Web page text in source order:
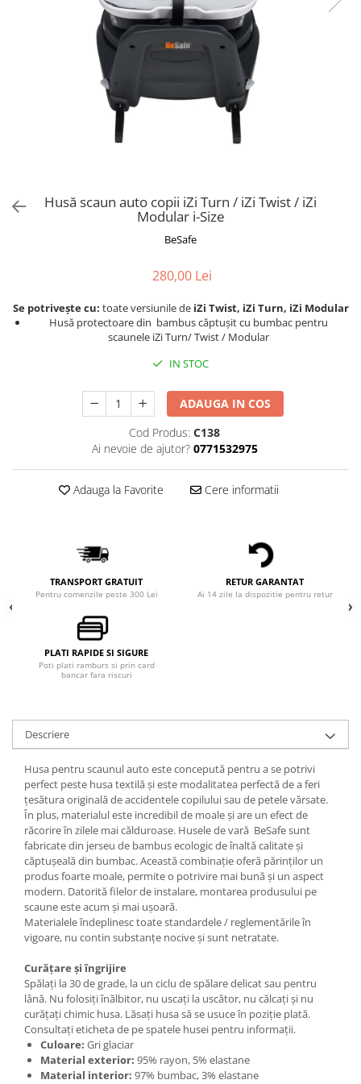
Husă scaun auto copii iZi Turn / iZi Twist / iZi
Modular i-Size
BeSafe
280,00 Lei
Se potrivește cu: toate versiunile de iZi Twist, iZi Turn, iZi Modular
Husă protectoare din bambus căptușit cu bumbac pentru
scaunele iZi Turn/ Twist / Modular
IN STOC
ADAUGA IN COS
Cod Produs: C138
Ai nevoie de ajutor? 0771532975
Adauga la Favorite Cere informatii
TRANSPORT GRATUIT
Pentru comenzile peste 300 Lei
RETUR GARANTAT
Ai 14 zile la dispozitie pentru retur
PLATI RAPIDE SI SIGURE
Poti plati ramburs si prin card
bancar fara riscuri
Descriere
Husa pentru scaunul auto este concepută pentru a se potrivi
perfect peste husa textilă și este modalitatea perfectă de a feri
țesătura originală de accidentele copilului sau de petele vărsate.
În plus, materialul este incredibil de moale și are un efect de
răcorire în zilele mai călduroase. Husele de vară BeSafe sunt
fabricate din jerseu de bambus ecologic de înaltă calitate și
căptușeală din bumbac. Această combinație oferă părinților un
produs foarte moale, permite o potrivire mai bună și un aspect
modern. Datorită filelor de instalare, montarea produsului pe
scaune este acum și mai ușoară.
Materialele îndeplinesc toate standardele / reglementările în
vigoare, nu contin substanțe nocive și sunt netratate.
Curățare și îngrijire
Spălați la 30 de grade, la un ciclu de spălare delicat sau pentru
lână. Nu folosiți înălbitor, nu uscați la uscător, nu călcați și nu
curățați chimic husa. Lăsați husa să se usuce în poziție plată.
Consultați eticheta de pe spatele husei pentru informații.
Culoare: Gri glaciar
Material exterior: 95% rayon, 5% elastane
Material interior: 97% bumbac, 3% elastane